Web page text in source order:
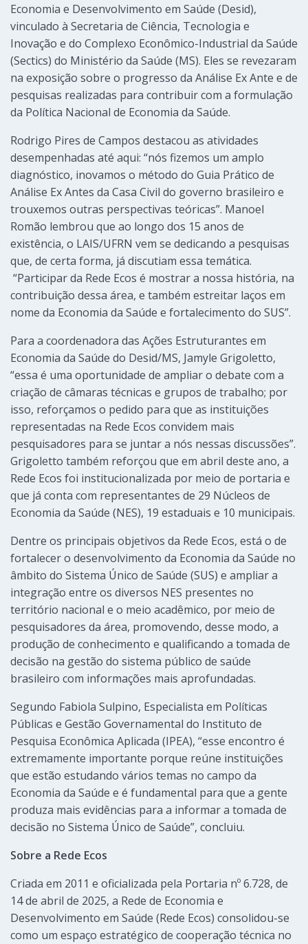
Economia e Desenvolvimento em Saúde (Desid),
vinculado à Secretaria de Ciência, Tecnologia e
Inovação e do Complexo Econômico-Industrial da Saúde
(Sectics) do Ministério da Saúde (MS). Eles se revezaram
na exposição sobre o progresso da Análise Ex Ante e de
pesquisas realizadas para contribuir com a formulação
da Política Nacional de Economia da Saúde.
Rodrigo Pires de Campos destacou as atividades
desempenhadas até aqui: “nós fizemos um amplo
diagnóstico, inovamos o método do Guia Prático de
Análise Ex Antes da Casa Civil do governo brasileiro e
trouxemos outras perspectivas teóricas”. Manoel
Romão lembrou que ao longo dos 15 anos de
existência, o LAIS/UFRN vem se dedicando a pesquisas
que, de certa forma, já discutiam essa temática.
“Participar da Rede Ecos é mostrar a nossa história, na
contribuição dessa área, e também estreitar laços em
nome da Economia da Saúde e fortalecimento do SUS”.
Para a coordenadora das Ações Estruturantes em
Economia da Saúde do Desid/MS, Jamyle Grigoletto,
“essa é uma oportunidade de ampliar o debate com a
criação de câmaras técnicas e grupos de trabalho; por
isso, reforçamos o pedido para que as instituições
representadas na Rede Ecos convidem mais
pesquisadores para se juntar a nós nessas discussões”.
Grigoletto também reforçou que em abril deste ano, a
Rede Ecos foi institucionalizada por meio de portaria e
que já conta com representantes de 29 Núcleos de
Economia da Saúde (NES), 19 estaduais e 10 municipais.
Dentre os principais objetivos da Rede Ecos, está o de
fortalecer o desenvolvimento da Economia da Saúde no
âmbito do Sistema Único de Saúde (SUS) e ampliar a
integração entre os diversos NES presentes no
território nacional e o meio acadêmico, por meio de
pesquisadores da área, promovendo, desse modo, a
produção de conhecimento e qualificando a tomada de
decisão na gestão do sistema público de saúde
brasileiro com informações mais aprofundadas.
Segundo Fabiola Sulpino, Especialista em Políticas
Públicas e Gestão Governamental do Instituto de
Pesquisa Econômica Aplicada (IPEA), “esse encontro é
extremamente importante porque reúne instituições
que estão estudando vários temas no campo da
Economia da Saúde e é fundamental para que a gente
produza mais evidências para a informar a tomada de
decisão no Sistema Único de Saúde”, concluiu.
Sobre a Rede Ecos
Criada em 2011 e oficializada pela Portaria nº 6.728, de
14 de abril de 2025, a Rede de Economia e
Desenvolvimento em Saúde (Rede Ecos) consolidou-se
como um espaço estratégico de cooperação técnica no